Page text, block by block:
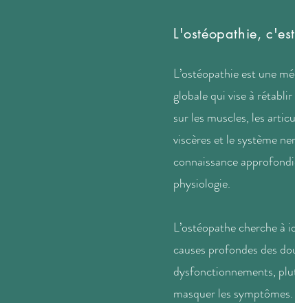
L'ostéopathie,
L’ostéopathie est une
globale qui vise à
sur les muscles, les
viscères et le système
connaissance
physiologie.
L’ostéopathe cherche
causes profondes des
dysfonctionnements,
masquer les